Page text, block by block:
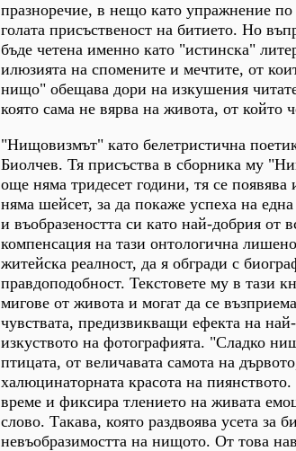
празноречие, в нещо като упражнение
голата присъственост на битието. Но
бъде четена именно като "истинска"
илюзията на спомените и мечтите, от
нищо" обещава дори на изкушения
която сама не вярва на живота, от който
"Нищовизмът" като белетристична
Биолчев. Тя присъства в сборника му
още няма тридесет години, тя се
няма шейсет, за да покаже успеха на
и въобразеността си като най-добрия
компенсация на тази онтологична
житейска реалност, да я обгради с
правдоподобност. Текстовете му в тази
мигове от живота и могат да се
чувствата, предизвикващи ефекта на
изкуството на фотографията. "Сладко
птицата, от величавата самота на
халюцинаторната красота на
време и фиксира тлението на живата
слово. Такава, която раздвоява усета за
невъобразимостта на нищото. От това